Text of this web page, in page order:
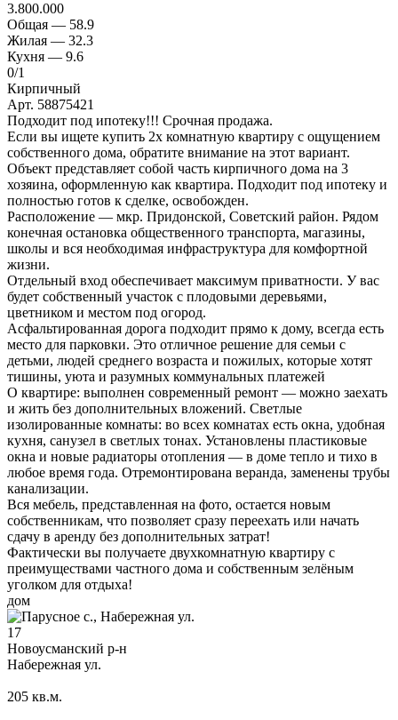
3.800.000
Общая — 58.9
Жилая — 32.3
Кухня — 9.6
0/1
Кирпичный
Арт. 58875421
Подходит под ипотеку!!! Срочная продажа.
Если вы ищете купить 2х комнатную квартиру с ощущением
собственного дома, обратите внимание на этот вариант.
Объект представляет собой часть кирпичного дома на 3
хозяина, оформленную как квартира. Подходит под ипотеку и
полностью готов к сделке, освобожден.
Расположение — мкр. Придонской, Советский район. Рядом
конечная остановка общественного транспорта, магазины,
школы и вся необходимая инфраструктура для комфортной
жизни.
Отдельный вход обеспечивает максимум приватности. У вас
будет собственный участок с плодовыми деревьями,
цветником и местом под огород.
Асфальтированная дорога подходит прямо к дому, всегда есть
место для парковки. Это отличное решение для семьи с
детьми, людей среднего возраста и пожилых, которые хотят
тишины, уюта и разумных коммунальных платежей
О квартире: выполнен современный ремонт — можно заехать
и жить без дополнительных вложений. Светлые
изолированные комнаты: во всех комнатах есть окна, удобная
кухня, санузел в светлых тонах. Установлены пластиковые
окна и новые радиаторы отопления — в доме тепло и тихо в
любое время года. Отремонтирована веранда, заменены трубы
канализации.
Вся мебель, представленная на фото, остается новым
собственникам, что позволяет сразу переехать или начать
сдачу в аренду без дополнительных затрат!
Фактически вы получаете двухкомнатную квартиру с
преимуществами частного дома и собственным зелёным
уголком для отдыха!
дом
17
Новоусманский р-н
Набережная ул.
205 кв.м.